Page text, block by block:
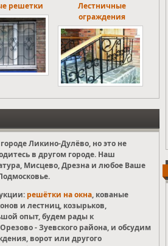
Ритуальные ограды
Ликино-Дулёво, но это не
в другом городе. Наш
Мисцево, Дрезна и любое Ваше
решётки на окна, кованые
и лестниц, козырьков,
опыт, будем рады к
- Зуевского района, и обсудим
ворот или другого